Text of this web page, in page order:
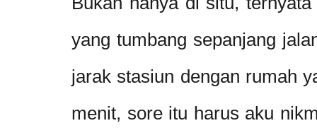
yang tumbang sepanjang
jarak stasiun dengan rumah
menit, sore itu harus aku